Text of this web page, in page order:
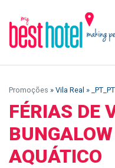
Promoções » Vila Real » _PT_PT
FÉRIAS DE
AQUÁTICO